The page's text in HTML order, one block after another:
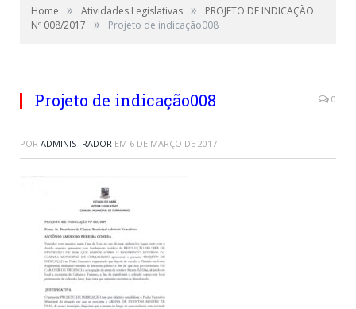
Home » Atividades Legislativas »
PROJETO DE INDICAÇÃO
Nº 008/2017
» Projeto de indicação008
Projeto de indicação008 0
POR ADMINISTRADOR EM 6 DE MARÇO DE 2017